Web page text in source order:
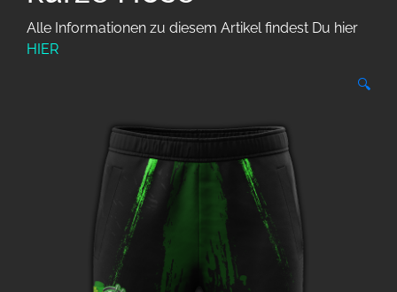
Alle Informationen zu diesem Artikel findest Du hier
HIER
🔍